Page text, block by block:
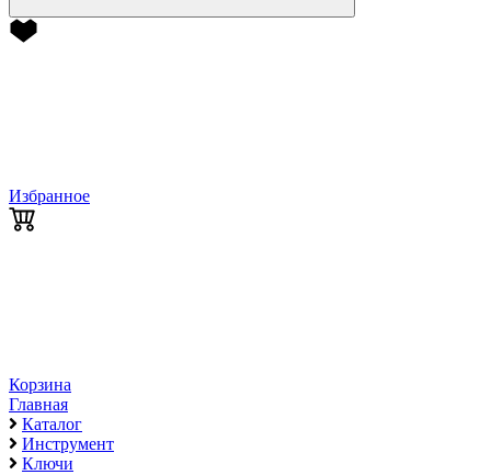
Избранное
Корзина
Главная
Каталог
Инструмент
Ключи